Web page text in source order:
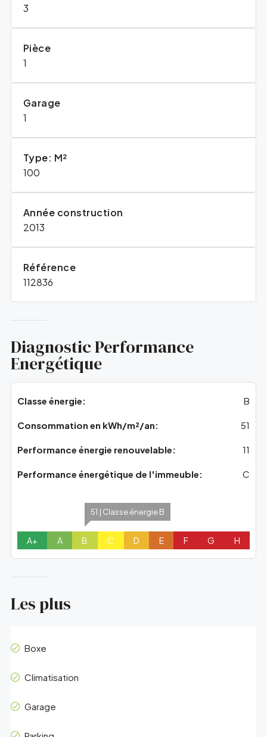
3
Pièce
1
Garage
1
Type: M²
100
Année construction
2013
Référence
112836
Diagnostic Performance
Energétique
Classe énergie: B
Consommation en kWh/m²/an: 51
Performance énergie renouvelable: 11
Performance énergétique de l'immeuble: C
A+ A
51 | Classe énergie B
B C D E F G H
Les plus
Boxe
Climatisation
Garage